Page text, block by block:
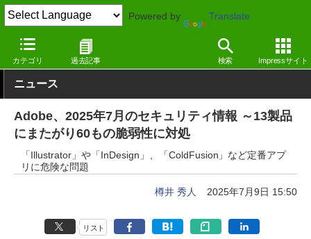
Powered by Translate
カテゴリ 過去記事 検索 Impressサイト
窓の杜 セキュリティ
ニュース
Adobe、2025年7月のセキュリティ情報 ～13製品
にまたがり60もの脆弱性に対処
「Illustrator」や「InDesign」、「ColdFusion」など定番アプ
リに危険な問題
樽井 秀人 2025年7月9日 15:50
リスト